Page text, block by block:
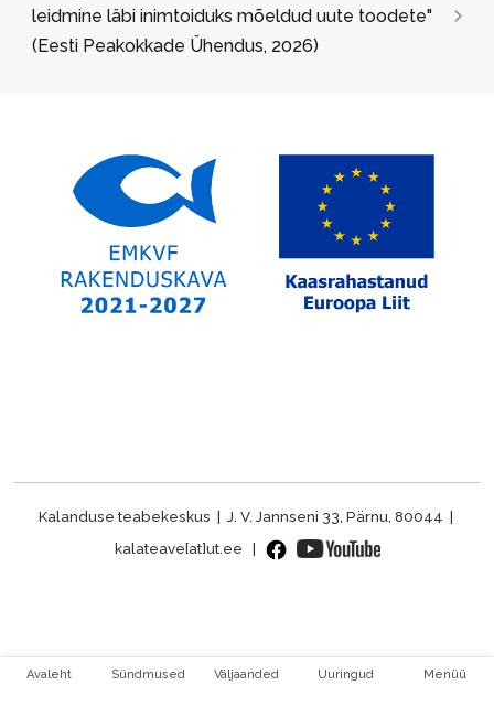
leidmine läbi inimtoiduks mõeldud uute toodete"
(Eesti Peakokkade Ühendus, 2026)
Avaleht Sündmused Väljaanded Uuringud Menüü
Kalanduse teabekeskus | J. V. Jannseni 33, Pärnu, 80044 |
kalateave[at]ut.ee |